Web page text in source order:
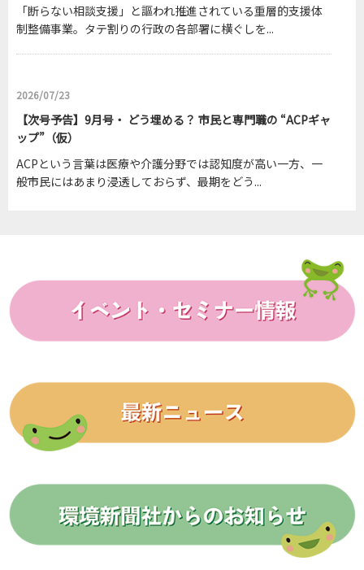
連載・障害と「私の人生」 生まれながらの障害と複雑な
生育歴、母親との共依存 医療と福祉の連携で就労移行支援を
2026/06/24
特集・先進国、北欧の福祉教育 スウェーデンでは高齢者も
包摂したインクルーシブ社会について いかに学校で教えて
いるのか（執筆 是永かな子 ◎ 高知大学 総合人間自然科学研
「断らない相談支援」と謳われ推進されている重層的支援体
制整備事業。タテ割りの行政の各部署に横ぐしを...
2026/07/23
【次号予告】9月号・ どう埋める？ 市民と専門職の “ACPギャ
ップ”（仮）
ACPという言葉は医療や介護分野では認知度が高い一方、一
般市民にはあまり浸透しておらず、最期をどう...
2026年7月号 【特集】未来のケアマネジャーが育つ 子ども
と学ぶ、ケア思考
介護人材・ケアマネジャー不足は喫緊の課題。介護や福祉
は、他者の気持ちや個性、自分との違いを受け止め...
2026年6月号 【特集】住宅改修から始める自立支援
介護保険サービスの中で、ケアマネジャーがもっとも苦手と
2026/04/24
2026年5月号 【特集】義務からワクワクへ！これからの、学